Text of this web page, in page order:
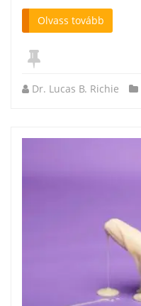
Olvass tovább
Dr. Lucas B. Richie